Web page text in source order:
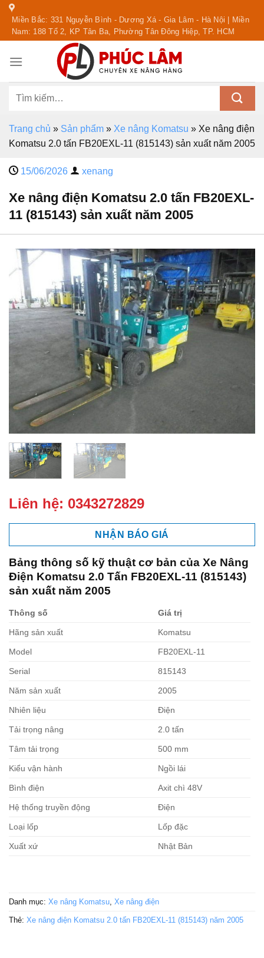
Skip
content
Miền Bắc: 331 Nguyễn Bình - Dương Xá - Gia Lâm - Hà Nội | Miền
Nam: 188 Tổ 2, KP Tân Ba, Phường Tân Đông Hiệp, TP. HCM
Tìm
Trang chủ » Sản phẩm » Xe nâng Komatsu » Xe nâng điện
Komatsu 2.0 tấn FB20EXL-11 (815143) sản xuất năm 2005
15/06/2026 xenang
Xe nâng điện Komatsu 2.0 tấn FB20EXL-
11 (815143) sản xuất năm 2005
Liên hệ: 0343272829
NHẬN BÁO GIÁ
Bảng thông số kỹ thuật cơ bản của Xe Nâng
Điện Komatsu 2.0 Tấn FB20EXL-11 (815143)
sản xuất năm 2005
Thông số Giá trị
Hãng sản xuất Komatsu
Model FB20EXL-11
Serial 815143
Năm sản xuất 2005
Nhiên liệu Điện
Tải trọng nâng 2.0 tấn
Tâm tải trọng 500 mm
Kiểu vận hành Ngồi lái
Bình điện Axit chì 48V
Hệ thống truyền động Điện
Loại lốp Lốp đặc
Xuất xứ Nhật Bản
Danh mục: Xe nâng Komatsu, Xe nâng điện
Thẻ: Xe nâng điện Komatsu 2.0 tấn FB20EXL-11 (815143) năm 2005